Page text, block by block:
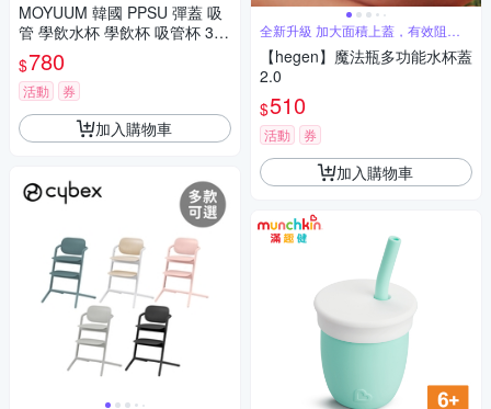
MOYUUM 韓國 PPSU 彈蓋 吸
管 學飲水杯 學飲杯 吸管杯 330
ml 多款可選
$780
活動 券
加入購物車
全新升級 加大面積上蓋，有效阻擋
外界灰塵
【hegen】魔法瓶多功能水杯蓋
2.0
$510
活動 券
加入購物車